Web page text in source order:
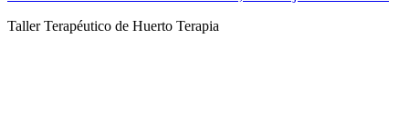
Taller Terapéutico de Huerto Terapia